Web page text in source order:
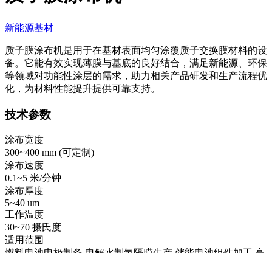
新能源基材
质子膜涂布机是用于在基材表面均匀涂覆质子交换膜材料的设
备。它能有效实现薄膜与基底的良好结合，满足新能源、环保
等领域对功能性涂层的需求，助力相关产品研发和生产流程优
化，为材料性能提升提供可靠支持。
技术参数
涂布宽度
300~400 mm (可定制 )
涂布速度
0.1~5 米/分钟
涂布厚度
5~40 um
工作温度
30~70 摄氏度
适用范围